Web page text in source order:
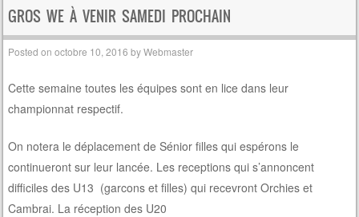
GROS WE À VENIR SAMEDI PROCHAIN
Posted onoctobre 10, 2016 byWebmaster
Cette semaine toutes les équipes sont en lice dans leur
championnat respectif.
On notera le déplacement de Sénior filles qui espérons le
continueront sur leur lancée. Les receptions qui s’annoncent
difficiles des U13 (garcons et filles) qui recevront Orchies et
Cambrai. La réception des U20